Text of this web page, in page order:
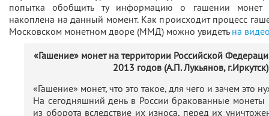
попытка обобщить ту информацию о гашении монет
накоплена на данный момент. Как происходит процесс
Московском монетном дворе (ММД) можно увидеть на
«Гашение» монет на территории Российской
2013 годов (А.П. Лукьянов, г.Иркутск)
«Гашение» монет, что это такое, для чего и зачем это
На сегодняшний день в России бракованные монеты
из оборота вследствие их износа, перед их